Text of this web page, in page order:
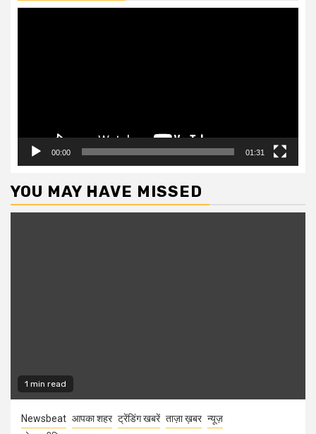
00:00 01:31
YOU MAY HAVE MISSED
1 min read
Newsbeat आपका शहर ट्रेंडिंग खबरें ताज़ा ख़बर न्यूज़